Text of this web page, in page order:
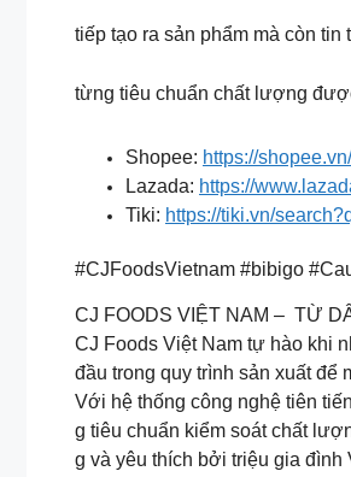
tiếp tạo ra sản phẩm mà còn
từng tiêu chuẩn chất lượng
Shopee: https://
Lazada: https://
Tiki: https://tiki.vn/
#CJFoodsVietnam #bibigo
CJ FOODS VIỆT NAM – TỪ
CJ Foods Việt Nam tự hào khi
đầu trong quy trình sản xuất để
Với hệ thống công nghệ tiên
g tiêu chuẩn kiểm soát chất
g và yêu thích bởi triệu gia đình